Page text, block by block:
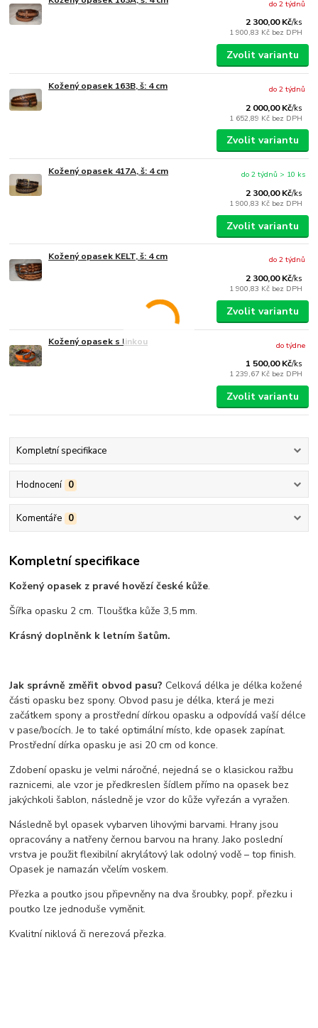
2 300,00 Kč/ks
1 900,83 Kč bez DPH
do 2 týdnů
Zvolit variantu
Kožený opasek 163B, š: 4 cm
2 000,00 Kč/ks
1 652,89 Kč bez DPH
do 2 týdnů
Zvolit variantu
Kožený opasek 417A, š: 4 cm
2 300,00 Kč/ks
1 900,83 Kč bez DPH
do 2 týdnů > 10 ks
Zvolit variantu
Kožený opasek KELT, š: 4 cm
2 300,00 Kč/ks
1 900,83 Kč bez DPH
do 2 týdnů
Zvolit variantu
Kožený opasek s linkou
1 500,00 Kč/ks
1 239,67 Kč bez DPH
do týdne
Zvolit variantu
Kompletní specifikace
Hodnocení 0
Komentáře 0
Kompletní specifikace
Kožený opasek z pravé hovězí české kůže.
Šířka opasku 2 cm. Tloušťka kůže 3,5 mm.
Krásný doplněnk k letním šatům.
Jak správně změřit obvod pasu?Celková délka je délka kožené
části opasku bez spony. Obvod pasu je délka, která je mezi
začátkem spony a prostřední dírkou opasku a odpovídá vaší délce
v pase/bocích. Je to také optimální místo, kde opasek zapínat.
Prostřední dírka opasku je asi 20 cm od konce.
Zdobení opasku je velmi náročné, nejedná se o klasickou ražbu
raznicemi, ale vzor je předkreslen šídlem přímo na opasek bez
jakýchkoli šablon, následně je vzor do kůže vyřezán a vyražen.
Následně byl opasek vybarven lihovými barvami. Hrany jsou
opracovány a natřeny černou barvou na hrany. Jako poslední
vrstva je použit flexibilní akrylátový lak odolný vodě – top finish.
Opasek je namazán včelím voskem.
Přezka a poutko jsou připevněny na dva šroubky, popř. přezku i
poutko lze jednoduše vyměnit.
Kvalitní niklová či nerezová přezka.